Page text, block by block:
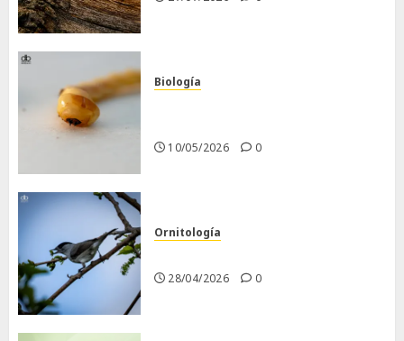
Biología
10/05/2026 0
Ornitología
28/04/2026 0